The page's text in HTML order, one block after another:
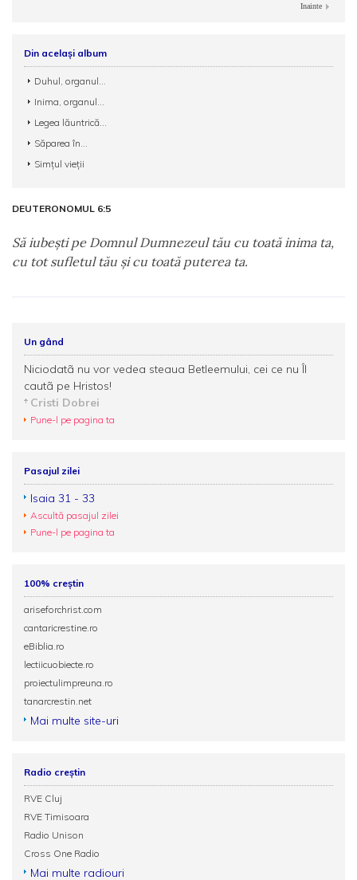
Inainte
Din același album
Duhul, organul...
Inima, organul...
Legea lăuntrică...
Săparea în...
Simţul vieţii
DEUTERONOMUL 6:5
Să iubeşti pe Domnul Dumnezeul tău cu toată inima ta,
cu tot sufletul tău şi cu toată puterea ta.
Un gând
Niciodatã nu vor vedea steaua Betleemului, cei ce nu Îl
cautã pe Hristos!
Cristi Dobrei
Pune-l pe pagina ta
Pasajul zilei
Isaia 31 - 33
Ascultă pasajul zilei
Pune-l pe pagina ta
100% creștin
ariseforchrist.com
cantaricrestine.ro
eBiblia.ro
lectiicuobiecte.ro
proiectulimpreuna.ro
tanarcrestin.net
Mai multe site-uri
Radio creștin
RVE Cluj
RVE Timisoara
Radio Unison
Cross One Radio
Mai multe radiouri